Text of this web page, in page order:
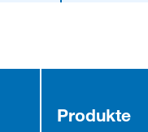
Produkte